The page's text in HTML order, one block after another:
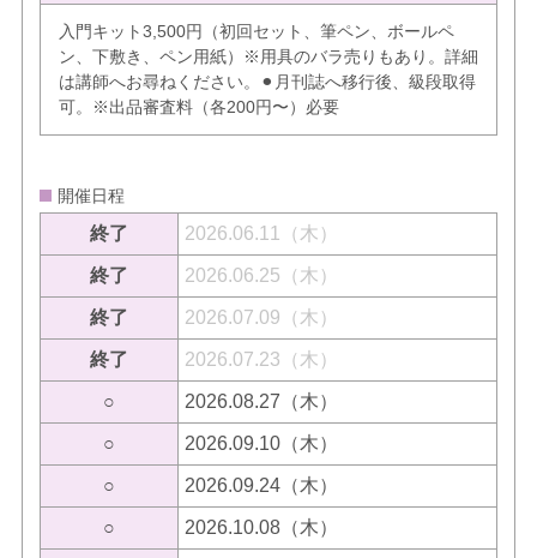
入門キット3,500円（初回セット、筆ペン、ボールペ
ン、下敷き、ペン用紙）※用具のバラ売りもあり。詳細
は講師へお尋ねください。⚫︎月刊誌へ移行後、級段取得
可。※出品審査料（各200円〜）必要
開催日程
終了 2026.06.11（木）
終了 2026.06.25（木）
終了 2026.07.09（木）
終了 2026.07.23（木）
○ 2026.08.27（木）
○ 2026.09.10（木）
○ 2026.09.24（木）
○ 2026.10.08（木）